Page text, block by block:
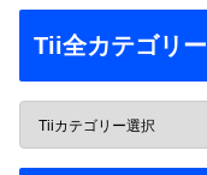
Tii全カテゴリー